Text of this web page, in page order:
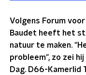
Volgens Forum
Baudet heeft het
natuur te maken.
probleem", zo zei
Dag. D66-